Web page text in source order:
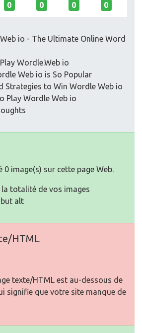
0 0 0 0
io - The Ultimate Online Word
Wordle.Web io
Web io is So Popular
Strategies to Win Wordle Web io
Play Wordle Web io
0 image(s) sur cette page Web.
totalité de vos images
alt
HTML
texte/HTML est au-dessous de
signifie que votre site manque de